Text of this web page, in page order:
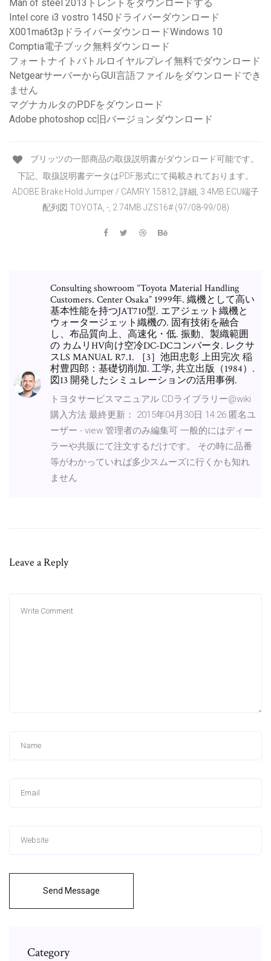
Man of steel 2013トレントをダウンロードする
Intel core i3 vostro 1450ドライバーダウンロード
X001ma6t3pドライバーダウンロードWindows 10
Comptia電子ブック無料ダウンロード
フォートナイトバトルロイヤルプレイ無料でダウンロード
NetgearサーバーからGUI言語ファイルをダウンロードでき
ません
マグナカルタのPDFをダウンロード
Adobe photoshop cc旧バージョンダウンロード
ブリッツの一部商品の取扱説明書がダウンロード可能です。
下記、取扱説明書データはPDF形式にて掲載されております。
ADOBE Brake Hold Jumper / CAMRY 15812, 詳細, 3.4MB ECU端子
配列図 TOYOTA, -, 2.74MB JZS16# (97/08-99/08)
Consulting showroom “Toyota Material Handling
Customers. Center Osaka” 1999年. 織機として高い
基本性能を持つJAT710型. エアジェット織機と
ウォータージェット織機の. 固有技術を融合
し、布品質向上、高速化・低. 振動、製織範囲
の カムリHV向け空冷DC-DCコンバータ. レクサ
スLS MANUAL R7.1. ［3］池田忠彰 上田完次 稲
村豊四郎：基礎切削加. 工学, 共立出版（1984）.
図13 開発したシミュレーションの活用事例.
トヨタサービスマニュアル CDライブラリー@wiki
購入方法 最終更新： 2015年04月30日 14:26 匿名ユ
ーザー - view 管理者のみ編集可 一般的にはディー
ラーや共販にて注文するだけです。 その時に品番
等がわかっていれば多少スムーズに行くかも知れ
ません
Leave a Reply
Send Message
Category